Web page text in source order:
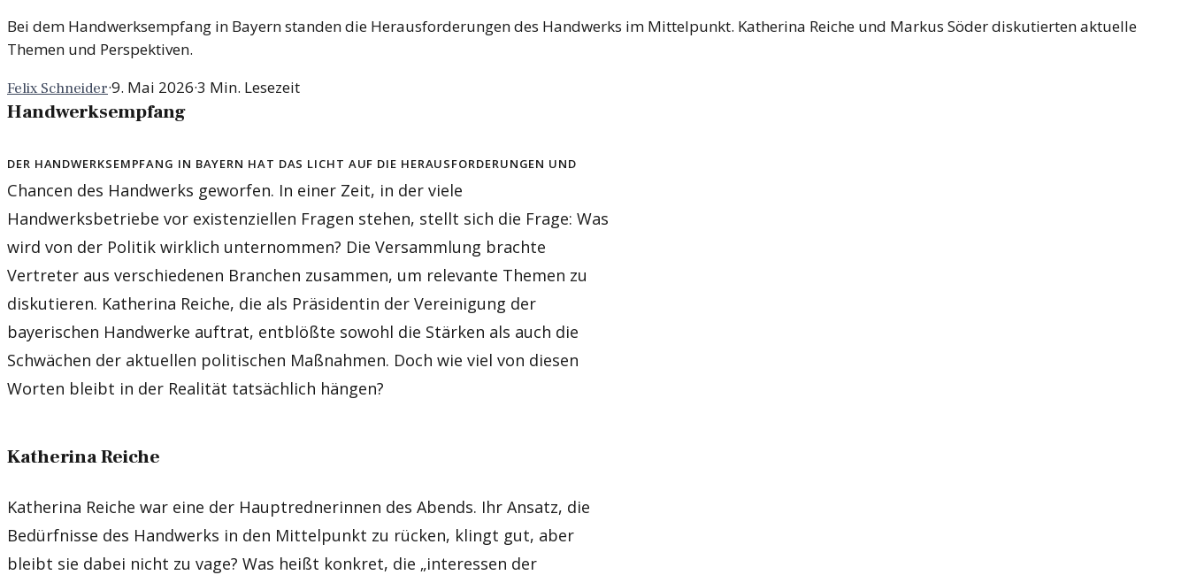
Bei dem Handwerksempfang in Bayern standen die Herausforderungen des Handwerks im Mittelpunkt. Katherina Reiche und Markus Söder diskutierten aktuelle
Themen und Perspektiven.
Felix Schneider·9. Mai 2026·3 Min. Lesezeit
Handwerksempfang
Der Handwerksempfang in Bayern hat das Licht auf die Herausforderungen und
Chancen des Handwerks geworfen. In einer Zeit, in der viele
Handwerksbetriebe vor existenziellen Fragen stehen, stellt sich die Frage: Was
wird von der Politik wirklich unternommen? Die Versammlung brachte
Vertreter aus verschiedenen Branchen zusammen, um relevante Themen zu
diskutieren. Katherina Reiche, die als Präsidentin der Vereinigung der
bayerischen Handwerke auftrat, entblößte sowohl die Stärken als auch die
Schwächen der aktuellen politischen Maßnahmen. Doch wie viel von diesen
Worten bleibt in der Realität tatsächlich hängen?
Katherina Reiche
Katherina Reiche war eine der Hauptrednerinnen des Abends. Ihr Ansatz, die
Bedürfnisse des Handwerks in den Mittelpunkt zu rücken, klingt gut, aber
bleibt sie dabei nicht zu vage? Was heißt konkret, die „interessen der